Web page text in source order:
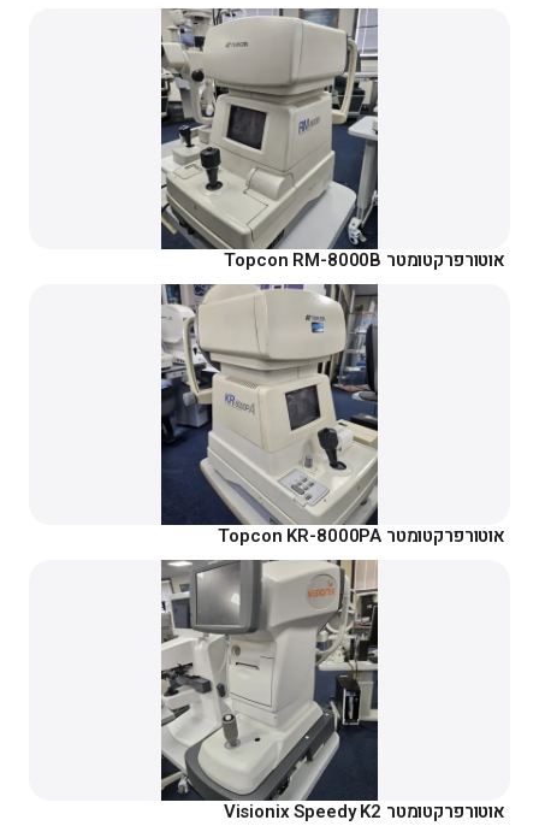
אוטורפרקטומטר Topcon RM-8000B
אוטורפרקטומטר Topcon KR-8000PA
אוטורפרקטומטר Visionix Speedy K2